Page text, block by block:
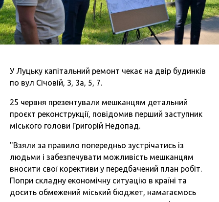
У Луцьку капітальний ремонт чекає на двір будинків
по вул Січовій, 3, 3а, 5, 7.
25 червня презентували мешканцям детальний
проєкт реконструкції, повідомив перший заступник
міського голови Григорій Недопад.
"Взяли за правило попередньо зустрічатись із
людьми і забезпечувати можливість мешканцям
вносити свої корективи у передбачений план робіт.
Попри складну економічну ситуацію в країні та
досить обмежений міський бюджет, намагаємось